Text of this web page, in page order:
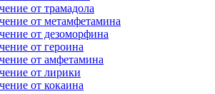
от трамадола
от метамфетамина
от дезоморфина
от героина
от амфетамина
от лирики
от кокаина